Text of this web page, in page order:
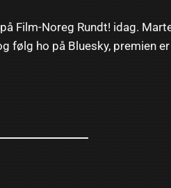
Film-Noreg Rundt! idag.
følg ho på Bluesky, premien